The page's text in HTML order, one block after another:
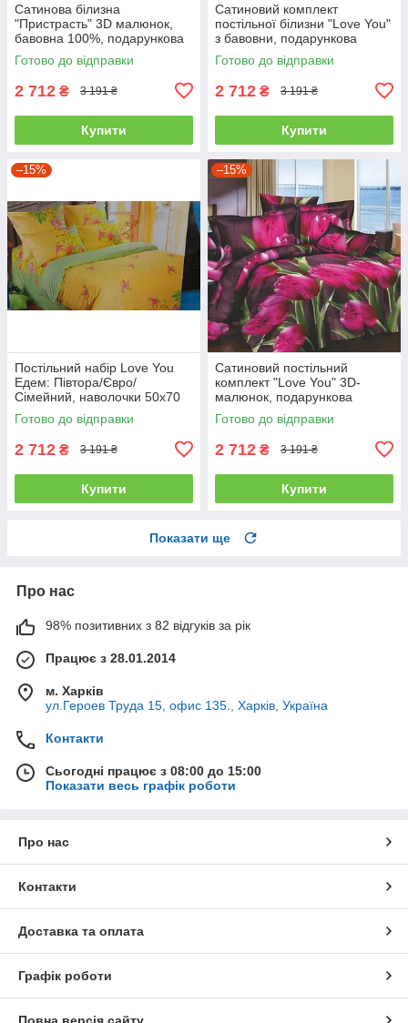
Сатинова білизна
"Пристрасть" 3D малюнок,
бавовна 100%, подарункова
упаковка полуторний
Готово до відправки
2 712 ₴ 3 191 ₴
Купити
Сатиновий комплект
постільної білизни "Love You"
з бавовни, подарункова
упаковка полуторний
Готово до відправки
2 712 ₴ 3 191 ₴
Купити
–15%
Постільний набір Love You
Едем: Півтора/Євро/
Сімейний, наволочки 50x70
полуторний
Готово до відправки
2 712 ₴ 3 191 ₴
Купити
–15%
Сатиновий постільний
комплект "Love You" 3D-
малюнок, подарункова
упаковка полуторний
Готово до відправки
2 712 ₴ 3 191 ₴
Купити
Показати ще
Про нас
98% позитивних з 82 відгуків за рік
Працює з 28.01.2014
м. Харків
ул.Героев Труда 15, офис 135., Харків, Україна
Контакти
Сьогодні працює з 08:00 до 15:00
Показати весь графік роботи
Про нас
Контакти
Доставка та оплата
Графік роботи